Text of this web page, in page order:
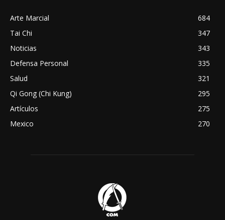
Arte Marcial
684
Tai Chi
347
Noticias
343
Defensa Personal
335
Salud
321
Qi Gong (Chi Kung)
295
Artículos
275
Mexico
270